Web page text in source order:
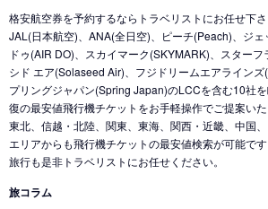
格安航空券を予約するならトラベリストにお任せ下
JAL(日本航空)、ANA(全日空)、ピーチ(Peach)、ジ
ドゥ(AIR DO)、スカイマーク(SKYMARK)、スター
シド エア(Solaseed Air)、フジドリームエアライン
プリングジャパン(Spring Japan)のLCCを含む10社
復の最安値飛行機チケットをお手軽操作でご提案いた
東北、信越・北陸、関東、東海、関西・近畿、中国
エリアからも飛行機チケットの最安値検索が可能で
旅行も是非トラベリストにお任せください。
旅コラム